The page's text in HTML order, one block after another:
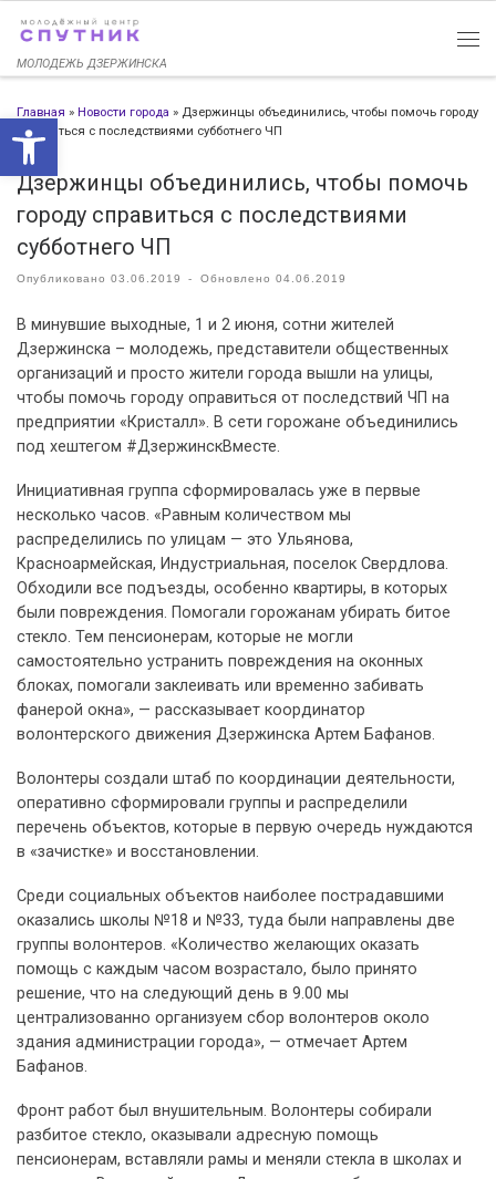
Открыть панель
Перейти к содержимому
МОЛОДЕЖЬ ДЗЕРЖИНСКА
Главная » Новости города » Дзержинцы объединились, чтобы помочь городу
справиться с последствиями субботнего ЧП
Дзержинцы объединились, чтобы помочь
городу справиться с последствиями
субботнего ЧП
Опубликовано 03.06.2019 - Обновлено 04.06.2019
В минувшие выходные, 1 и 2 июня, сотни жителей
Дзержинска – молодежь, представители общественных
организаций и просто жители города вышли на улицы,
чтобы помочь городу оправиться от последствий ЧП на
предприятии «Кристалл». В сети горожане объединились
под хештегом #ДзержинскВместе.
Инициативная группа сформировалась уже в первые
несколько часов. «Равным количеством мы
распределились по улицам — это Ульянова,
Красноармейская, Индустриальная, поселок Свердлова.
Обходили все подъезды, особенно квартиры, в которых
были повреждения. Помогали горожанам убирать битое
стекло. Тем пенсионерам, которые не могли
самостоятельно устранить повреждения на оконных
блоках, помогали заклеивать или временно забивать
фанерой окна», — рассказывает координатор
волонтерского движения Дзержинска Артем Бафанов.
Волонтеры создали штаб по координации деятельности,
оперативно сформировали группы и распределили
перечень объектов, которые в первую очередь нуждаются
в «зачистке» и восстановлении.
Среди социальных объектов наиболее пострадавшими
оказались школы №18 и №33, туда были направлены две
группы волонтеров. «Количество желающих оказать
помощь с каждым часом возрастало, было принято
решение, что на следующий день в 9.00 мы
централизованно организуем сбор волонтеров около
здания администрации города», — отмечает Артем
Бафанов.
Фронт работ был внушительным. Волонтеры собирали
разбитое стекло, оказывали адресную помощь
пенсионерам, вставляли рамы и меняли стекла в школах и